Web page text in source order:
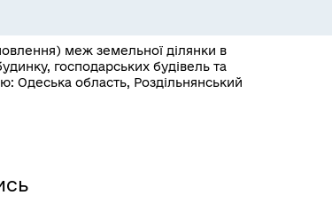
меж земельної ділянки в
господарських будівель та
Одеська область, Роздільнянський